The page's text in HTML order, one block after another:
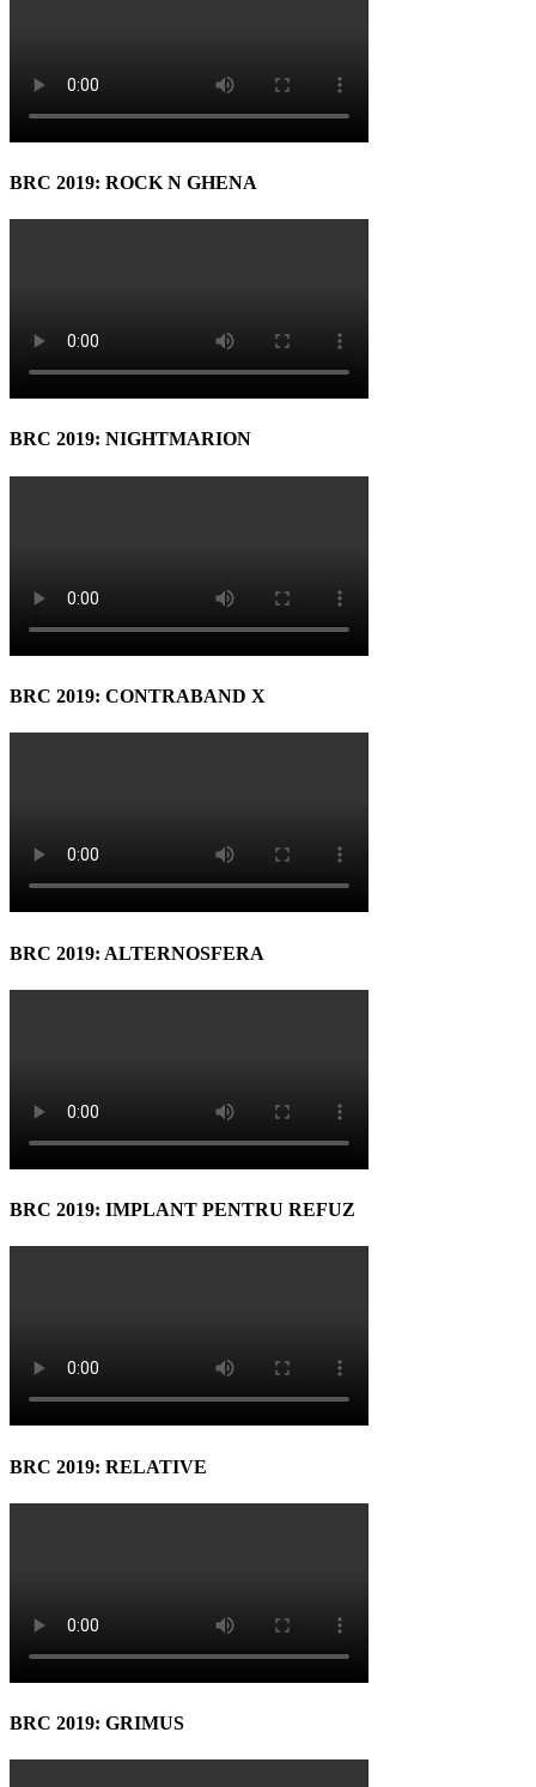
BRC 2019: ROCK N GHENA
BRC 2019: NIGHTMARION
BRC 2019: CONTRABAND X
BRC 2019: ALTERNOSFERA
BRC 2019: IMPLANT PENTRU REFUZ
BRC 2019: RELATIVE
BRC 2019: GRIMUS